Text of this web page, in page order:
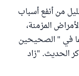
من أنفع أسباب
المزمنة،
في " الصحيحين
الحديث. "زاد